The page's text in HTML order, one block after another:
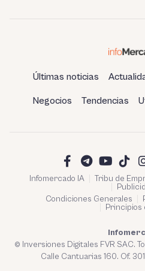
Últimas noticias
Negocios Tendencias
Infomercado IA Tribu de
Condiciones Generales
Principios
© Inversiones Digitales FVR SAC.
Calle Cantuarias 160. Of.